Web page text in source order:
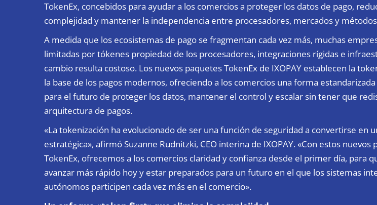
TokenEx, concebidos para ayudar a los comercios a proteger los datos de pago,
complejidad y mantener la independencia entre procesadores, mercados y
A medida que los ecosistemas de pago se fragmentan cada vez más, muchas
limitadas por tókenes propiedad de los procesadores, integraciones rígidas e
cambio resulta costoso. Los nuevos paquetes TokenEx de IXOPAY establecen la
la base de los pagos modernos, ofreciendo a los comercios una forma
para el futuro de proteger los datos, mantener el control y escalar sin tener que
arquitectura de pagos.
«La tokenización ha evolucionado de ser una función de seguridad a convertirse en
estratégica», afirmó Suzanne Rudnitzki, CEO interina de IXOPAY. «Con estos nuevos
TokenEx, ofrecemos a los comercios claridad y confianza desde el primer día, para
avanzar más rápido hoy y estar preparados para un futuro en el que los sistemas
autónomos participen cada vez más en el comercio».